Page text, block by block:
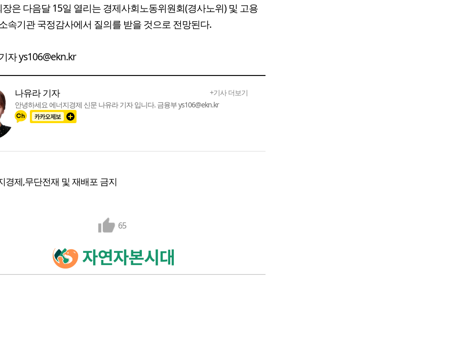
장은 다음달 15일 열리는 경제사회노동위원회(경사노위) 및 고용
속기관 국정감사에서 질의를 받을 것으로 전망된다.
자 ys106@ekn.kr
나유라 기자
+기사 더보기
안녕하세요 에너지경제 신문 나유라 기자 입니다. 금융부 ys106@ekn.kr
제,무단전재 및 재배포 금지
65